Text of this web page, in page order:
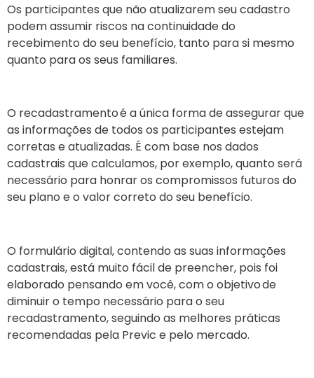
Os participantes que não atualizarem seu cadastro
podem assumir riscos na continuidade do
recebimento do seu benefício, tanto para si mesmo
quanto para os seus familiares.
O recadastramento é a única forma de assegurar que
as informações de todos os participantes estejam
corretas e atualizadas. É com base nos dados
cadastrais que calculamos, por exemplo, quanto será
necessário para honrar os compromissos futuros do
seu plano e o valor correto do seu benefício.
O formulário digital, contendo as suas informações
cadastrais, está muito fácil de preencher, pois foi
elaborado pensando em você, com o objetivo de
diminuir o tempo necessário para o seu
recadastramento, seguindo as melhores práticas
recomendadas pela Previc e pelo mercado.